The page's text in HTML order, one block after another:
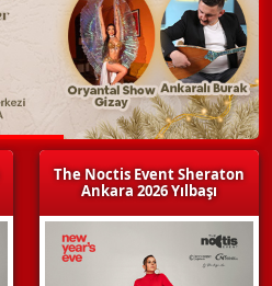
The Noctis Event Sheraton
Ankara 2026 Yılbaşı